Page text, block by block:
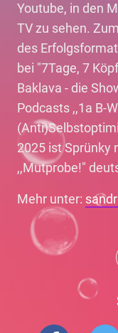
Youtube, in den
TV zu sehen.
des
bei "7Tage, 7
Baklava - die
Podcasts ,,1a B-
2025 ist Sprünky
,,Mutprobe!"
Mehr unter: